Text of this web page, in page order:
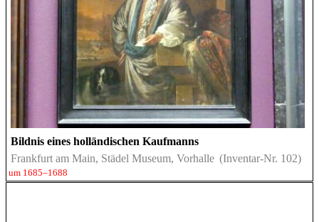
Bildnis eines holländischen Kaufmanns
Frankfurt am Main, Städel Museum, Vorhalle (Inventar-Nr. 102)
um 1685–1688